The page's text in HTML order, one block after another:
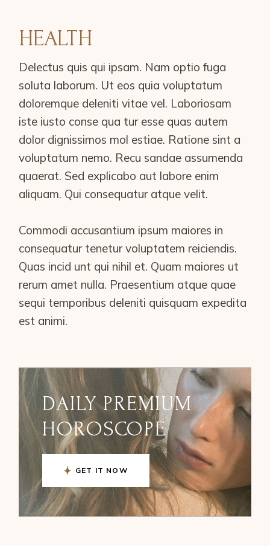
HEALTH
Delectus quis qui ipsam. Nam optio fuga
soluta laborum. Ut eos quia voluptatum
doloremque deleniti vitae vel. Laboriosam
iste iusto conse qua tur esse quas autem
dolor dignissimos mol estiae. Ratione sint a
voluptatum nemo. Recu sandae assumenda
quaerat. Sed explicabo aut labore enim
aliquam. Qui consequatur atque velit.
Commodi accusantium ipsum maiores in
consequatur tenetur voluptatem reiciendis.
Quas incid unt qui nihil et. Quam maiores ut
rerum amet nulla. Praesentium atque quae
sequi temporibus deleniti quisquam expedita
est animi.
DAILY PREMIUM
HOROSCOPE
GET IT NOW